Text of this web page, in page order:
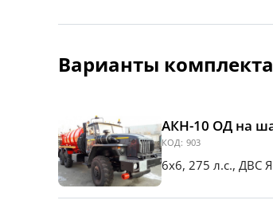
Варианты
АКН-10 ОД на
КОД: 903
6х6, 275 л.с., ДВС